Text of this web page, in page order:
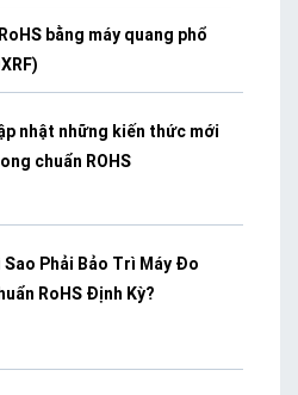
bằng máy quang phổ
nhật những kiến thức mới
chuẩn ROHS
Sao Phải Bảo Trì Máy Đo
RoHS Định Kỳ?